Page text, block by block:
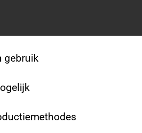
gebruik